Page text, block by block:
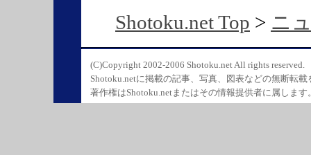
Shotoku.net Top > ニ
(C)Copyright 2002-2006 Shotoku.net All rights reserved.
Shotoku.netに掲載の記事、写真、図表などの無断転載
著作権はShotoku.netまたはその情報提供者に属します